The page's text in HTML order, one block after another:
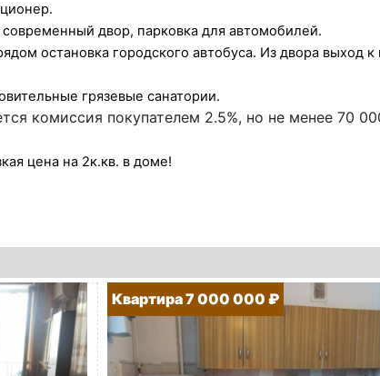
двор, парковка для автомобилей.
остановка городского автобуса. Из двора выход
грязевые санатории.
комиссия покупателем 2.5%, но не менее 70
цена на 2к.кв. в доме!
Квартира 7 000 000 ₽